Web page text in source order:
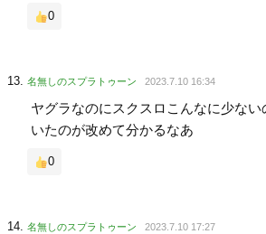
0
名無しのスプラトゥーン 2023.7.10 16:34
ヤグラなのにスクスロこんなに少な
いたのが改めて分かるなあ
0
名無しのスプラトゥーン 2023.7.10 17:27